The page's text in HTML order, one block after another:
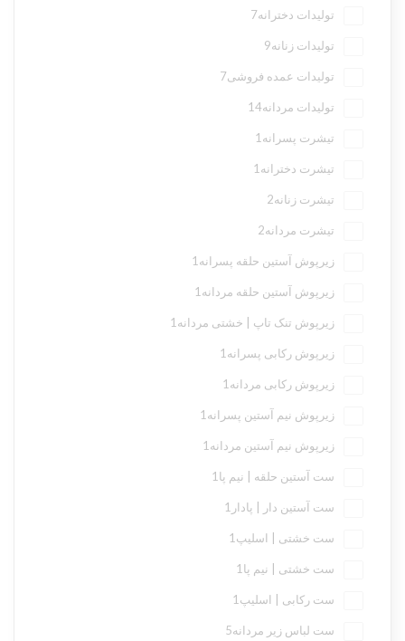
تولیدات دخترانه7
تولیدات زنانه9
تولیدات عمده فروشی7
تولیدات مردانه14
تیشرت پسرانه 1
تیشرت دخترانه 1
تیشرت زنانه2
تیشرت مردانه2
زیرپوش آستین حلقه پسرانه 1
زیرپوش آستین حلقه مردانه 1
زیرپوش تنک تاپ | خشتی مردانه 1
زیرپوش رکابی پسرانه 1
زیرپوش رکابی مردانه 1
زیرپوش نیم آستین پسرانه 1
زیرپوش نیم آستین مردانه 1
ست آستین حلقه | نیم پا 1
ست آستین دار | پادار 1
ست خشتی | اسلیپ 1
ست خشتی | نیم پا 1
ست رکابی | اسلیپ 1
ست لباس زیر مردانه5